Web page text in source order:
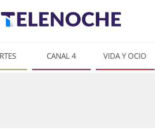
CANAL 4 VIDA Y OCIO